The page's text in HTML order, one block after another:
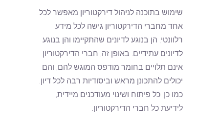
שימוש בתוכנה לניהול דירקטוריון מאפשר לכל
אחד מחברי הדירקטוריון גישה לכל מידע
רלוונטי, הן בנוגע לדיונים שהתקיימו והן בנוגע
לדיונים עתידיים. באופן זה, חברי הדירקטוריון
אינם תלויים בחומר מודפס המוגש להם, והם
יכולים להתכונן מראש וביסודיות רבה לכל דיון.
כמו כן, כל פיתוח ושינוי מעודכנים מיידית,
לידיעת כל חברי הדירקטוריון.